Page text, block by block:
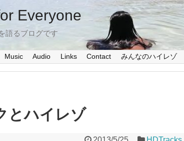
Everyone
語るブログです
Music Audio Links Contact みんなのハイレゾ
とハイレゾ